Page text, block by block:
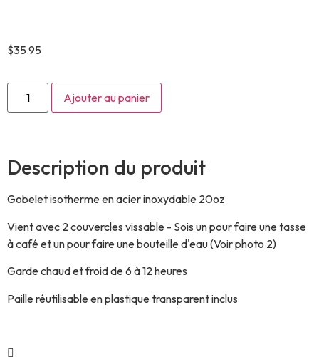
$35.95
Ajouter au panier
Description du produit
Gobelet isotherme en acier inoxydable 20oz
Vient avec 2 couvercles vissable - Sois un pour faire une tasse
à café et un pour faire une bouteille d'eau (Voir photo 2)
Garde chaud et froid de 6 à 12 heures
Paille réutilisable en plastique transparent inclus